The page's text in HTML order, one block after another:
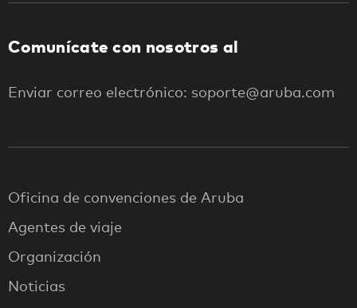
Comunícate con nosotros al
Enviar correo electrónico: soporte@aruba.com
Oficina de convenciones de Aruba
Agentes de viaje
Organización
Noticias